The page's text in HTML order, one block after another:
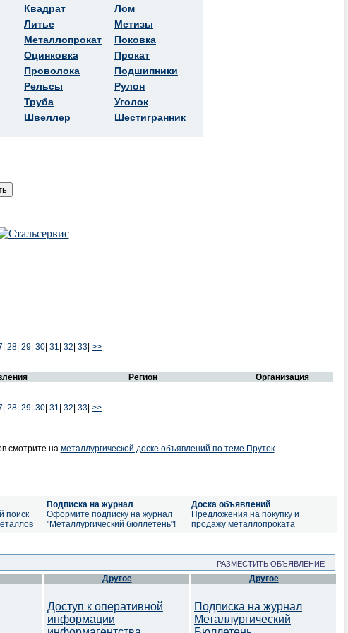
Квадрат
Литье
Металлопрокат
Оцинковка
Проволока
Рельсы
Труба
Швеллер
Лом
Метизы
Поковка
Прокат
Подшипники
Рулон
Уголок
Шестигранник
28 29 30 31 32 33 >>
Регион Организация
28 29 30 31 32 33 >>
смотрите на металлургической доске объявлений по теме Пруток.
поиск
Подписка на журнал
Оформите подписку на журнал
"Металлургический бюллетень"!
Доска объявлений
Предложения на покупку и
продажу металлопроката
РАЗМЕСТИТЬ ОБЪЯВЛЕНИЕ
Другое
Доступ к оперативной
информации
Другое
Подписка на журнал
Металлургический